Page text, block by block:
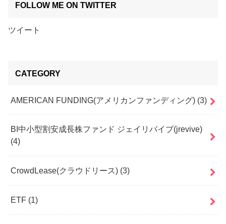
FOLLOW ME ON TWITTER
ツイート
CATEGORY
AMERICAN FUNDING(アメリカンファンディング) (3)
BI中小型割安成長株ファンド ジェイリバイブ(jrevive)
(4)
CrowdLease(クラウドリース) (3)
ETF (1)